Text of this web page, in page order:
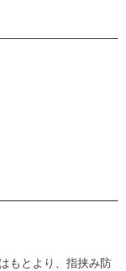
もとより、指挟み防